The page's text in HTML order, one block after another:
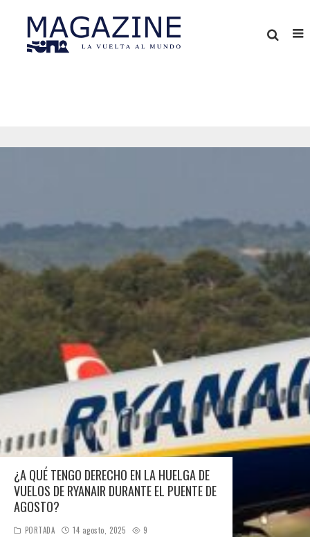
¿A QUÉ TENGO DERECHO EN LA HUELGA DE
VUELOS DE RYANAIR DURANTE EL PUENTE DE
AGOSTO?
PORTADA 14 agosto, 2025 9